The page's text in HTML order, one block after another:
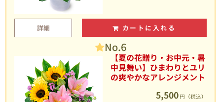
詳細 カートに入れる
No.6
【夏の花贈り・お中元・暑
中見舞い】ひまわりとユリ
の爽やかなアレンジメント
5,500 円（税込）